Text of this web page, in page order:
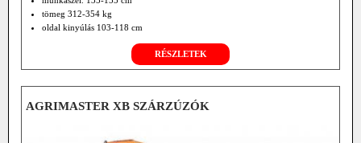
tömeg 312-354 kg
oldal kinyúlás 103-118 cm
szf.nélküli hajtómű 2000 f/min
RÉSZLETEK
AGRIMASTER XB SZÁRZÚZÓK